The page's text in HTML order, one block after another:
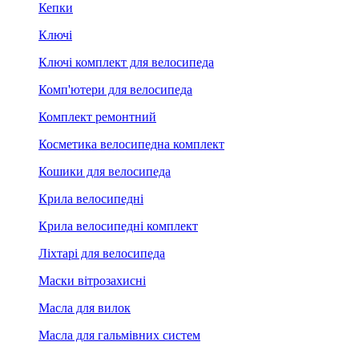
Кепки
Ключі
Ключі комплект для велосипеда
Комп'ютери для велосипеда
Комплект ремонтний
Косметика велосипедна комплект
Кошики для велосипеда
Крила велосипедні
Крила велосипедні комплект
Ліхтарі для велосипеда
Маски вітрозахисні
Масла для вилок
Масла для гальмівних систем